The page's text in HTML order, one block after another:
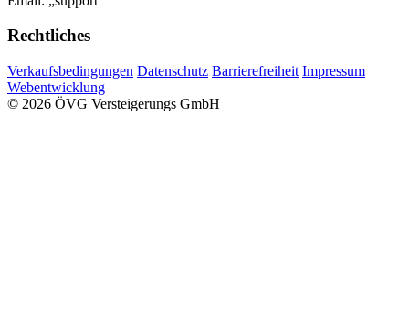
Rechtliches
Verkaufsbedingungen Datenschutz Barrierefreiheit Impressum
Webentwicklung
© 2026 ÖVG Versteigerungs GmbH